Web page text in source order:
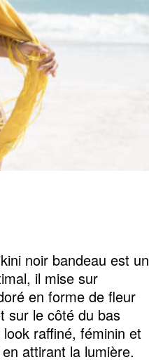
noir bandeau est un
il mise sur
en forme de fleur
sur le côté du bas
raffiné, féminin et
attirant la lumière.